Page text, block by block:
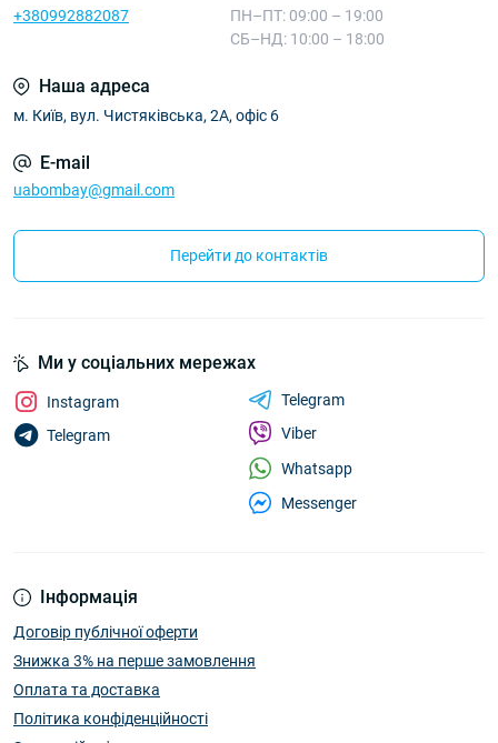
+380992882087
ПН–ПТ: 09:00 – 19:00
СБ–НД: 10:00 – 18:00
Наша адреса
м. Київ, вул. Чистяківська, 2А, офіс 6
E-mail
uabombay@gmail.com
Перейти до контактів
Інформація
Договір публічної оферти
Знижка 3% на перше замовлення
Оплата та доставка
Політика конфіденційності
Ми у соціальних мережах
Instagram
Telegram
Telegram
Viber
Whatsapp
Messenger